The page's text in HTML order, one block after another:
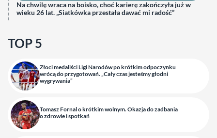
Na chwilę wraca na boisko, choć karierę zakończyła już w
wieku 26 lat. „Siatkówka przestała dawać mi radość”
TOP 5
Złoci medaliści Ligi Narodów po krótkim odpoczynku
wrócą do przygotowań. „Cały czas jesteśmy głodni
wygrywania”
Tomasz Fornal o krótkim wolnym. Okazja do zadbania
o zdrowie i spotkań